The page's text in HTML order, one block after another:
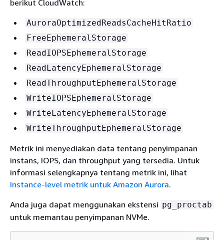
berikut CloudWatch:
AuroraOptimizedReadsCacheHitRatio
FreeEphemeralStorage
ReadIOPSEphemeralStorage
ReadLatencyEphemeralStorage
ReadThroughputEphemeralStorage
WriteIOPSEphemeralStorage
WriteLatencyEphemeralStorage
WriteThroughputEphemeralStorage
Metrik ini menyediakan data tentang penyimpanan
instans, IOPS, dan throughput yang tersedia. Untuk
informasi selengkapnya tentang metrik ini, lihat
Instance-level metrik untuk Amazon Aurora.
Anda juga dapat menggunakan ekstensi pg_proctab
untuk memantau penyimpanan NVMe.